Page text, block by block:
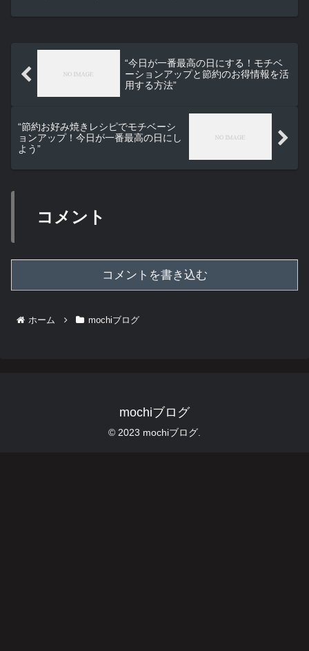
“今日が一番最高の日にする！モチベ
ーションアップと節約のお得情報を活
用する方法”
“節約お好み焼きレシピでモチベーシ
ョンアップ！今日が一番最高の日にし
よう”
コメント
コメントを書き込む
ホーム mochiブログ
mochiブログ
© 2023 mochiブログ.